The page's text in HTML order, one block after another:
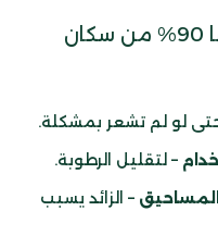
5 نصائح وقائية لا يعرفها 90% من سكان
لو لم تشعر بمشكلة.
– لتقليل الرطوبة.
– الزائد يسبب